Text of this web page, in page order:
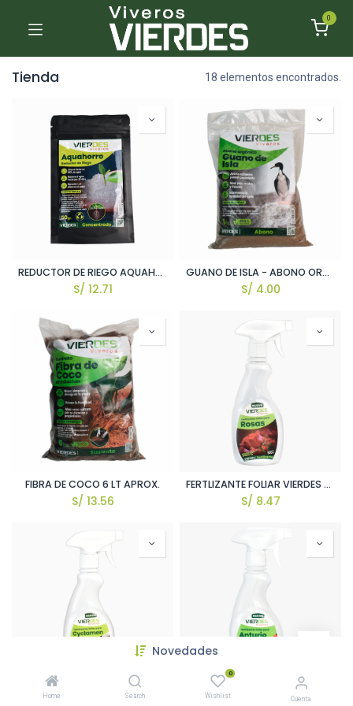
Novedades
Home Search
0
Wishlist Cuenta
0
Tienda 18 elementos encontrados.
REDUCTOR DE RIEGO AQUAHORRO VIERDES / RINDE 1 LT.
S/ 12.71
GUANO DE ISLA - ABONO ORGÁNICO VIERDES 1 KG APROX.
S/ 4.00
FIBRA DE COCO 6 LT APROX.
S/ 13.56
FERTLIZANTE FOLIAR VIERDES PARA ROSAS 500 ML APROX.
S/ 8.47